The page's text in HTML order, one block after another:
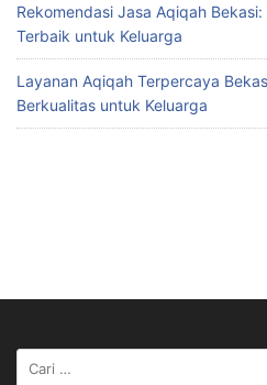
Rekomendasi Jasa Aqiqah
Terbaik untuk Keluarga
Layanan Aqiqah Terpercaya
Berkualitas untuk Keluarga
Cari